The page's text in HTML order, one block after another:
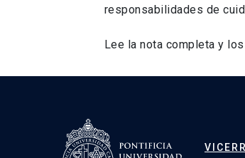
responsabilidades de
Lee la nota completa y
de
entradas